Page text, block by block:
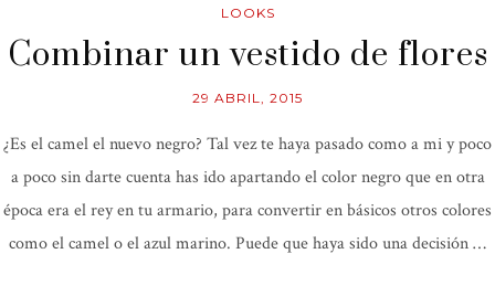
LOOKS
Combinar un vestido de flores
29 ABRIL, 2015
¿Es el camel el nuevo negro? Tal vez te haya pasado como a mi y poco
a poco sin darte cuenta has ido apartando el color negro que en otra
época era el rey en tu armario, para convertir en básicos otros colores
como el camel o el azul marino. Puede que haya sido una decisión …